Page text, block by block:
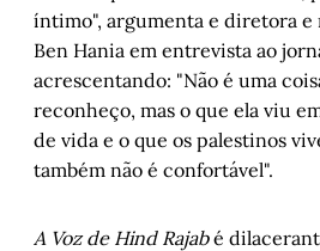
íntimo", argumenta e diretora
Ben Hania em entrevista ao
acrescentando: "Não é uma
reconheço, mas o que ela viu
de vida e o que os palestinos
também não é confortável".
A Voz de Hind Rajabé